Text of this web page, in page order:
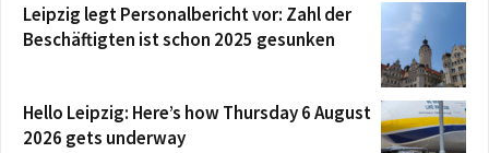
Leipzig legt Personalbericht vor: Zahl der
Beschäftigten ist schon 2025 gesunken
Hello Leipzig: Here’s how Thursday 6 August
2026 gets underway